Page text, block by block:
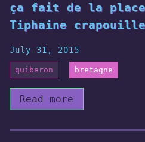
ça fait de la
Tiphaine
July 31, 2015
quiberon bretagne
Read more